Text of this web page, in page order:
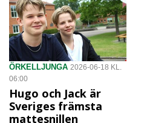
ÖRKELLJUNGA 2026-06-18 KL.
06:00
Hugo och Jack är
Sveriges främsta
mattesnillen